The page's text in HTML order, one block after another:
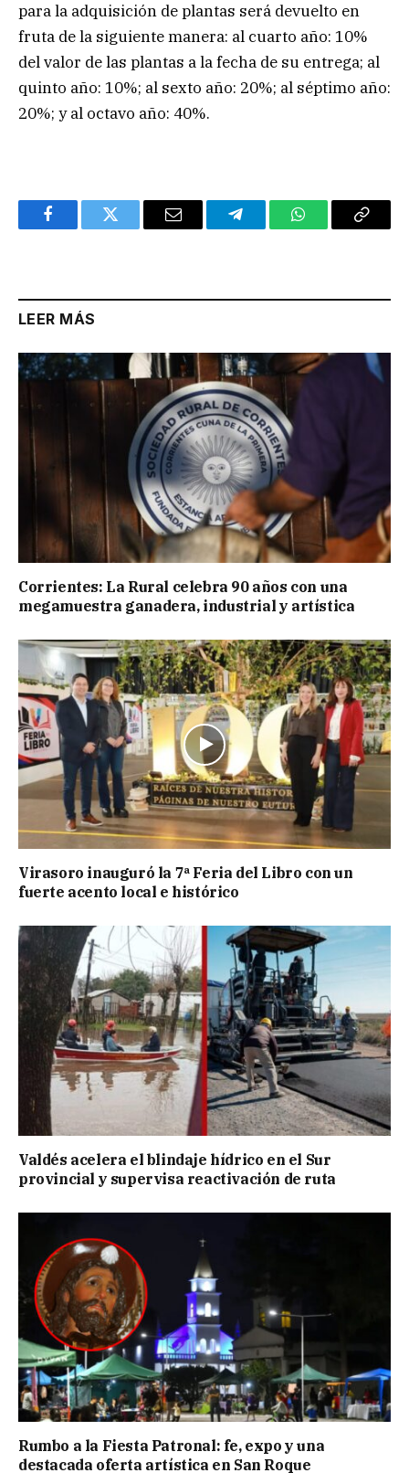
para la adquisición de plantas será devuelto en
fruta de la siguiente manera: al cuarto año: 10%
del valor de las plantas a la fecha de su entrega; al
quinto año: 10%; al sexto año: 20%; al séptimo año:
20%; y al octavo año: 40%.
FacebookTwitter Email TelegramWhatsAppCopy
LEER MÁS
Corrientes: La Rural celebra 90 años con una
megamuestra ganadera, industrial y artística
Virasoro inauguró la 7ª Feria del Libro con un
fuerte acento local e histórico
Valdés acelera el blindaje hídrico en el Sur
provincial y supervisa reactivación de ruta
Rumbo a la Fiesta Patronal: fe, expo y una
destacada oferta artística en San Roque